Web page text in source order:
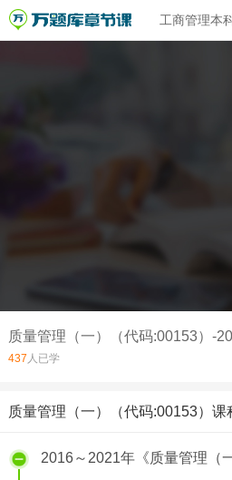
工商管理本
437 人已学
质量管理（一）（代码:00153）课
2016～2021年《质量管理（